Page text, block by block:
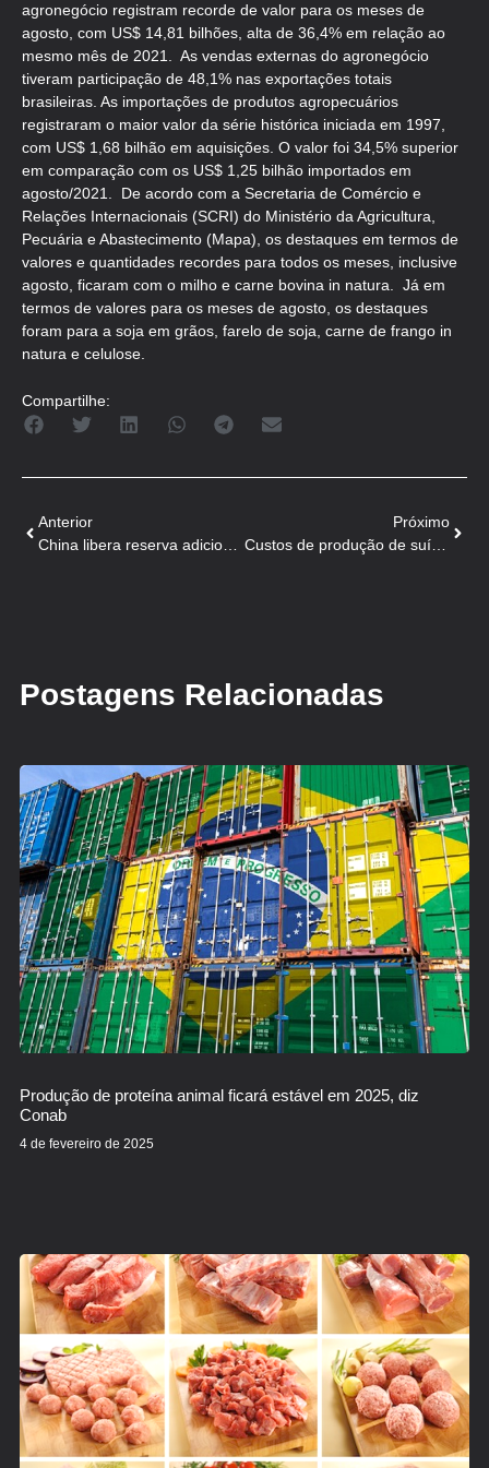
agronegócio registram recorde de valor para os meses de
agosto, com US$ 14,81 bilhões, alta de 36,4% em relação ao
mesmo mês de 2021. As vendas externas do agronegócio
tiveram participação de 48,1% nas exportações totais
brasileiras. As importações de produtos agropecuários
registraram o maior valor da série histórica iniciada em 1997,
com US$ 1,68 bilhão em aquisições. O valor foi 34,5% superior
em comparação com os US$ 1,25 bilhão importados em
agosto/2021. De acordo com a Secretaria de Comércio e
Relações Internacionais (SCRI) do Ministério da Agricultura,
Pecuária e Abastecimento (Mapa), os destaques em termos de
valores e quantidades recordes para todos os meses, inclusive
agosto, ficaram com o milho e carne bovina in natura. Já em
termos de valores para os meses de agosto, os destaques
foram para a soja em grãos, farelo de soja, carne de frango in
natura e celulose.
Compartilhe:
Anterior
Próximo
Custos de produção de suínos sobem em agosto
Postagens Relacionadas
Produção de proteína animal ficará estável em 2025, diz
Conab
4 de fevereiro de 2025